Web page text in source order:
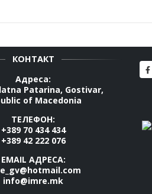
КОНТАКТ
Адреса:
Patarina, Gostivar,
of Macedonia
ТЕЛЕФОН:
+389 70 434 434
+389 42 222 076
EMAIL АДРЕСА:
info@imre.mk